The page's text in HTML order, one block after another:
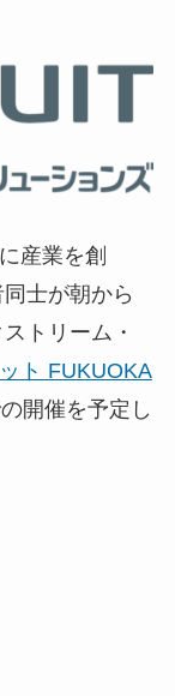
産業を創
士が朝から
トリーム・
ト FUKUOKA
開催を予定し